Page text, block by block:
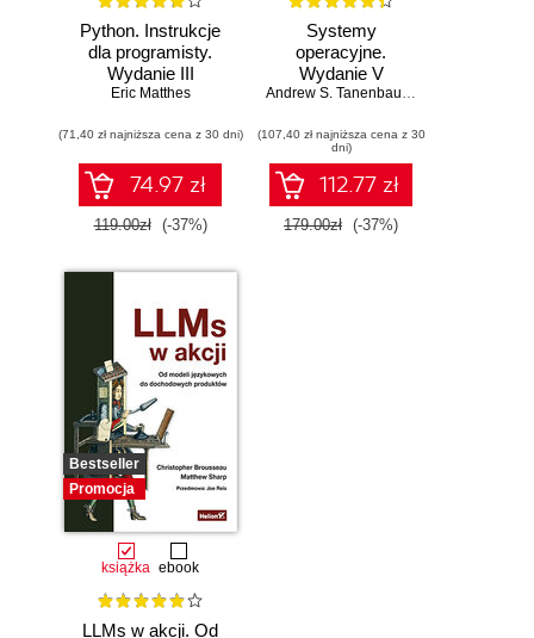
Python. Instrukcje
dla programisty.
Wydanie III
Eric Matthes
(71,40 zł najniższa cena z 30 dni)
74.97 zł
119.00zł (-37%)
Systemy
operacyjne.
Wydanie V
Andrew S. Tanenbaum,
(107,40 zł najniższa cena z 30
dni)
112.77 zł
179.00zł (-37%)
Bestseller
Promocja
książka ebook
LLMs w akcji. Od